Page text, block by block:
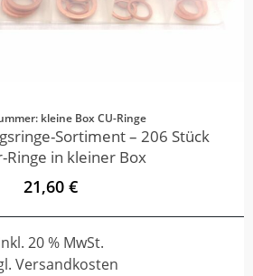
kleine Box CU-Ringe
Sortiment – 206 Stück
Ringe in kleiner Box
21,60 €
20 % MwSt.
Versandkosten